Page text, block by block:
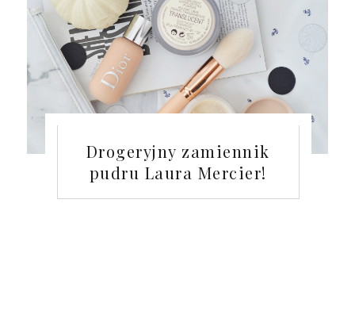
Drogeryjny zamiennik
pudru Laura Mercier!